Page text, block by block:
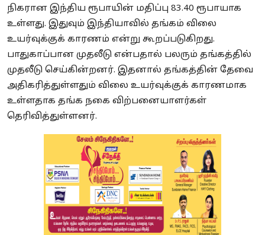
நிகரான இந்திய ரூபாயின் மதிப்பு 83.40 ரூபாயாக
உள்ளது. இதுவும் இந்தியாவில் தங்கம் விலை
உயர்வுக்குக் காரணம் என்று கூறப்படுகிறது.
பாதுகாப்பான முதலீடு என்பதால் பலரும் தங்கத்தில்
முதலீடு செய்கின்றனர். இதனால் தங்கத்தின் தேவை
அதிகரித்துள்ளதும் விலை உயர்வுக்குக் காரணமாக
உள்ளதாக தங்க நகை விற்பனையாளர்கள்
தெரிவித்துள்ளனர்.